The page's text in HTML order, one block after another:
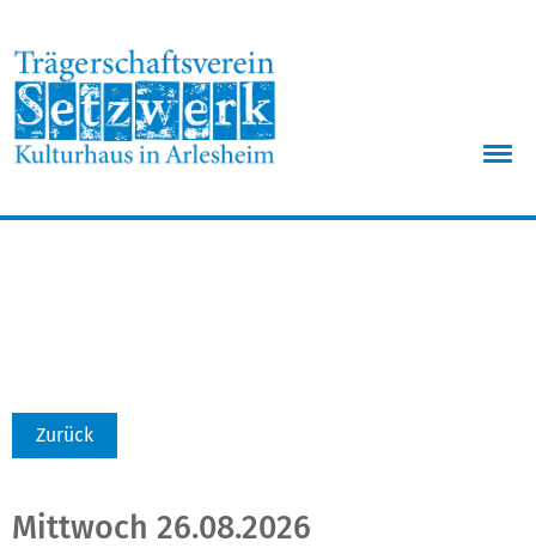
Zurück
Mittwoch 26.08.2026